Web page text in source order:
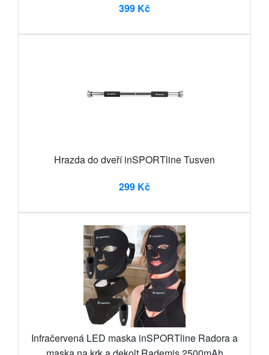
399 Kč
Hrazda do dveří inSPORTline Tusven
299 Kč
Infračervená LED maska inSPORTline Radora a